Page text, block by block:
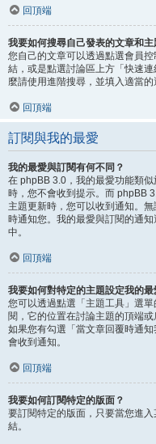
回頂端
我要如何搜尋自己發表的文章和主
您自己的文章可以透過點選會員
結，或是點選討論區上方「快速
麼請使用進階搜尋，並填入適當的
回頂端
訂閱與我的最愛
我的最愛與訂閱有何不同？
在 phpBB 3.0，我的最愛功能類
時，您不會收到提示。而 phpBB
主題更新時，您可以收到通知。
時通知您。我的最愛與訂閱的通
中。
回頂端
我要如何對特定的主題設定我的最
您可以透過點選「主題工具」選
閱，它的位置在討論主題的頂端或
如果您有勾選「當文章回覆時通
會收到通知。
回頂端
我要如何訂閱特定的版面？
要訂閱特定的版面，只要當您進
結。